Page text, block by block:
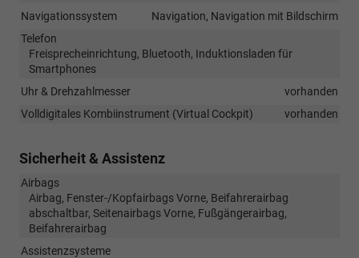
Navigationssystem
Navigation, Navigation mit Bildschirm
Telefon
Freisprecheinrichtung, Bluetooth, Induktionsladen für
Smartphones
Uhr & Drehzahlmesser
vorhanden
Volldigitales Kombiinstrument (Virtual Cockpit)
vorhanden
Sicherheit & Assistenz
Airbags
Airbag, Fenster-/Kopfairbags Vorne, Beifahrerairbag
abschaltbar, Seitenairbags Vorne, Fußgängerairbag,
Beifahrerairbag
Assistenzsysteme